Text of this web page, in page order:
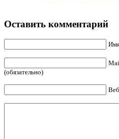
Оставить комментарий
(обязательно)